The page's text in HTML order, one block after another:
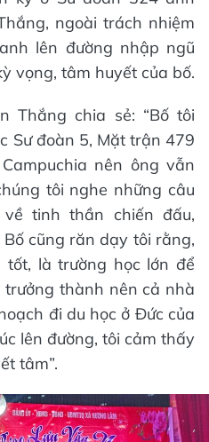
ngoài trách nhiệm
lên đường nhập ngũ
vọng, tâm huyết của bố.
Thắng chia sẻ: “Bố tôi
Sư đoàn 5, Mặt trận 479
nên ông vẫn
tôi nghe những câu
tinh thần chiến đấu,
cũng răn dạy tôi rằng,
là trường học lớn để
trưởng thành nên cả nhà
đi du học ở Đức của
lên đường, tôi cảm thấy
tâm”.